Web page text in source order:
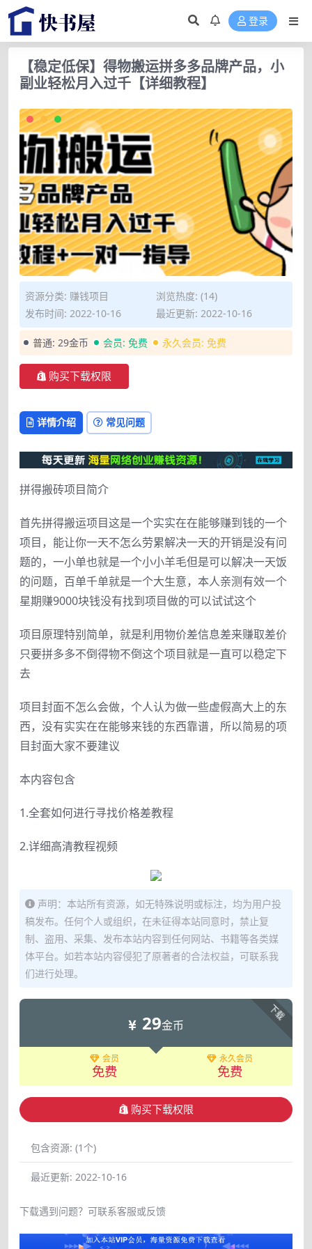
登录
【稳定低保】得物搬运拼多多品牌产品，小
副业轻松月入过千【详细教程】
资源分类: 赚钱项目
浏览热度: (14)
发布时间: 2022-10-16
最近更新: 2022-10-16
普通: 29金币 会员: 免费 永久会员: 免费
购买下载权限
详情介绍 常见问题
拼得搬砖项目简介
首先拼得搬运项目这是一个实实在在能够赚到钱的一个
项目，能让你一天不怎么劳累解决一天的开销是没有问
题的，一小单也就是一个小小羊毛但是可以解决一天饭
的问题，百单千单就是一个大生意，本人亲测有效一个
星期赚9000块钱没有找到项目做的可以试试这个
项目原理特别简单，就是利用物价差信息差来赚取差价
只要拼多多不倒得物不倒这个项目就是一直可以稳定下
去
项目封面不怎么会做，个人认为做一些虚假高大上的东
西，没有实实在在能够来钱的东西靠谱，所以简易的项
目封面大家不要建议
本内容包含
1.全套如何进行寻找价格差教程
2.详细高清教程视频
声明：本站所有资源，如无特殊说明或标注，均为用户投
稿发布。任何个人或组织，在未征得本站同意时，禁止复
制、盗用、采集、发布本站内容到任何网站、书籍等各类媒
体平台。如若本站内容侵犯了原著者的合法权益，可联系我
们进行处理。
下载
29金币
会员
免费
永久会员
免费
购买下载权限
包含资源: (1个)
最近更新: 2022-10-16
下载遇到问题？可联系客服或反馈